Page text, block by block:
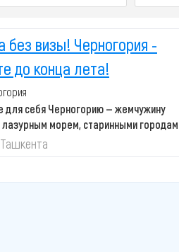
без визы! Черногория -
до конца лета!
для себя Черногорию — жемчужину
лазурным морем, старинными